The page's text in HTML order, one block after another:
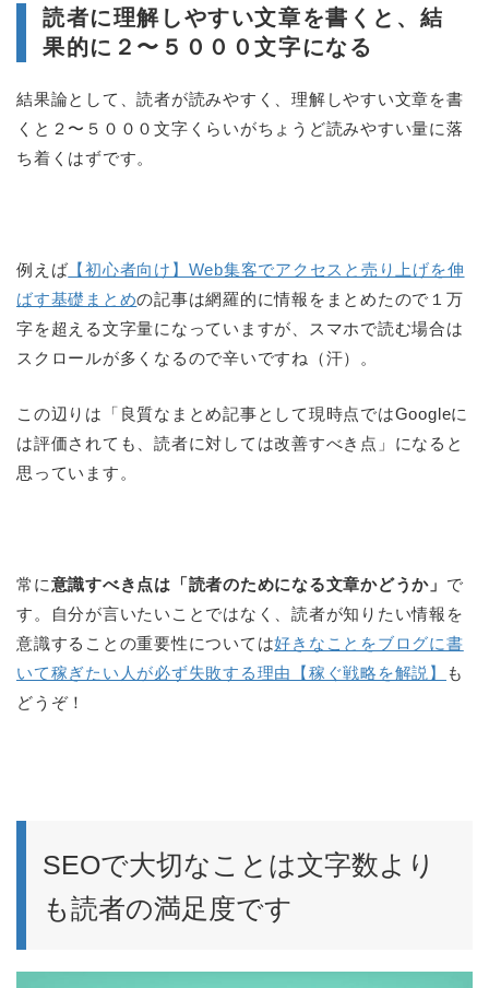
読者に理解しやすい文章を書くと、結
果的に２〜５０００文字になる
結果論として、読者が読みやすく、理解しやすい文章を書
くと２〜５０００文字くらいがちょうど読みやすい量に落
ち着くはずです。
例えば【初心者向け】Web集客でアクセスと売り上げを伸
ばす基礎まとめの記事は網羅的に情報をまとめたので１万
字を超える文字量になっていますが、スマホで読む場合は
スクロールが多くなるので辛いですね（汗）。
この辺りは「良質なまとめ記事として現時点ではGoogleに
は評価されても、読者に対しては改善すべき点」になると
思っています。
常に意識すべき点は「読者のためになる文章かどうか」 で
す。自分が言いたいことではなく、読者が知りたい情報を
意識することの重要性については好きなことをブログに書
いて稼ぎたい人が必ず失敗する理由【稼ぐ戦略を解説】
も
どうぞ！
SEOで大切なことは文字数より
も読者の満足度です